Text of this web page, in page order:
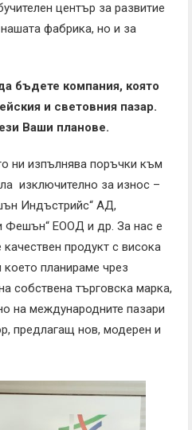
център за развитие
фабрика, но и за
бъдете компания, която
и световния пазар.
Ваши планове.
ни изпълнява поръчки към
изключително за износ –
Индъстрийс“ АД,
Фешън“ ЕООД и др. За нас е
продукт с висока
планираме чрез
собствена търговска марка,
на международните пазари
предлагащ нов, модерен и